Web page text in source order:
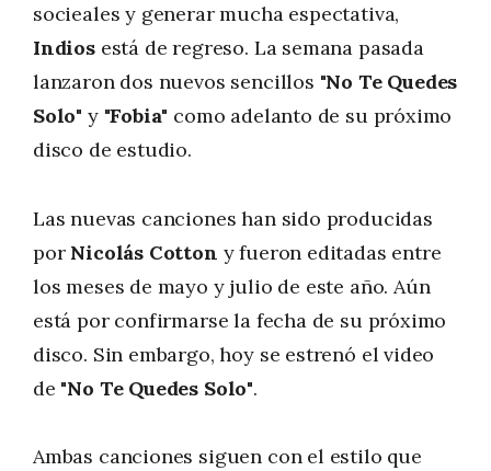
socieales y generar mucha espectativa,
Indios está de regreso. La semana pasada
lanzaron dos nuevos sencillos "No Te Quedes
Solo" y "Fobia" como adelanto de su próximo
disco de estudio.
Las nuevas canciones han sido producidas
por Nicolás Cotton y fueron editadas entre
los meses de mayo y julio de este año. Aún
está por confirmarse la fecha de su próximo
disco. Sin embargo, hoy se estrenó el video
de "No Te Quedes Solo".
Ambas canciones siguen con el estilo que